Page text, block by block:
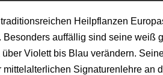
Heilpflanzen
auffällig sind seine weiß
Violett bis Blau verändern.
Signaturenlehre an